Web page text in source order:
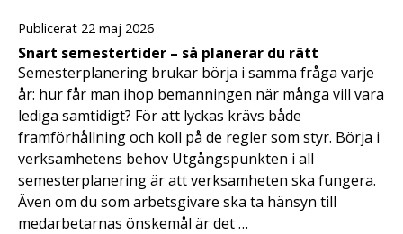
Publicerat 22 maj 2026
Snart semestertider – så planerar du rätt
Semesterplanering brukar börja i samma fråga varje
år: hur får man ihop bemanningen när många vill vara
lediga samtidigt? För att lyckas krävs både
framförhållning och koll på de regler som styr. Börja i
verksamhetens behov Utgångspunkten i all
semesterplanering är att verksamheten ska fungera.
Även om du som arbetsgivare ska ta hänsyn till
medarbetarnas önskemål är det …